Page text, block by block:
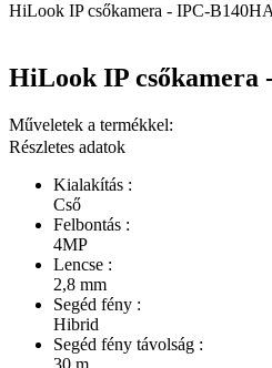
HiLook IP csőkamera - IPC-
HiLook IP csőkamera
Műveletek a termékkel:
Részletes adatok
Kialakítás :
Cső
Felbontás :
4MP
Lencse :
2,8 mm
Segéd fény :
Hibrid
Segéd fény távolság :
30 m